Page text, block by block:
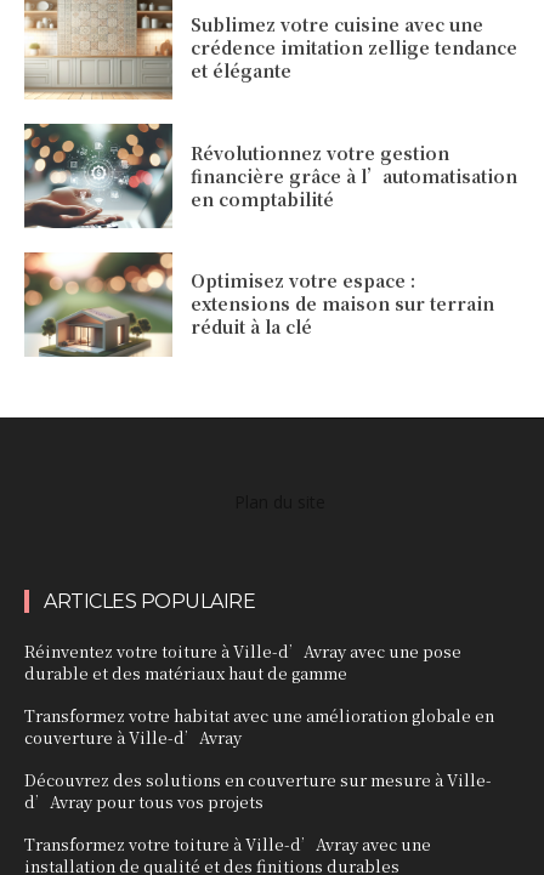
Sublimez votre cuisine avec une
crédence imitation zellige tendance
et élégante
Révolutionnez votre gestion
financière grâce à l’automatisation
en comptabilité
Optimisez votre espace :
extensions de maison sur terrain
réduit à la clé
ARTICLES POPULAIRE
Réinventez votre toiture à Ville-d’Avray avec une pose
durable et des matériaux haut de gamme
Transformez votre habitat avec une amélioration globale en
couverture à Ville-d’Avray
Découvrez des solutions en couverture sur mesure à Ville-
d’Avray pour tous vos projets
Transformez votre toiture à Ville-d’Avray avec une
installation de qualité et des finitions durables